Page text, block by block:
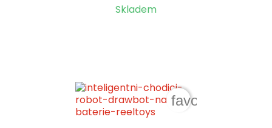
Skladem
favorite_border